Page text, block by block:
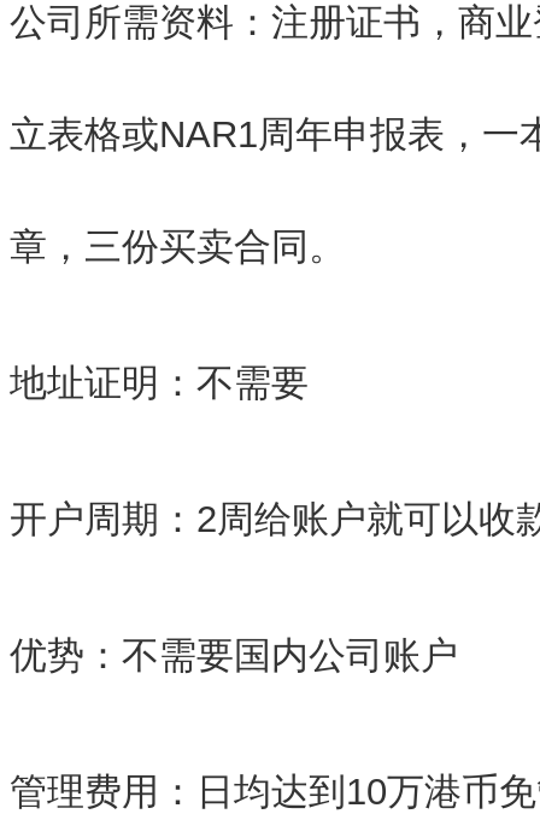
公司所需资料：注册证书，商
立表格或NAR1周年申报表，一
章，三份买卖合同。
地址证明：不需要
开户周期：2周给账户就可以收
优势：不需要国内公司账户
管理费用：日均达到10万港币